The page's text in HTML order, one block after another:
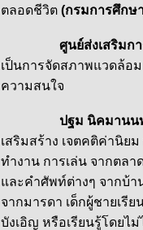
ตลอดชีวิต (กรมการศึกษ
ศูนย์ส่งเสริมก
เป็นการจัดสภาพแวดล้อ
ความสนใจ
ปฐม นิคมานน
เสริมสร้าง เจตคติค่านิย
ทำงาน การเล่น จากตลา
และคำศัพท์ต่างๆ จากบ้า
จากมารดา เด็กผู้ชายเรี
บังเอิญ หรือเรียนรู้โดยไม่